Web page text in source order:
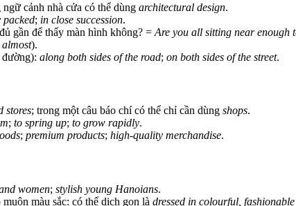
ngữ cảnh nhà cửa có thể dùng architectural design.
packed; in close succession.
gần để thấy màn hình không? = Are you all sitting near enough
almost).
along both sides of the road; on both sides of the street.
stores; trong một câu báo chí có thể chỉ cần dùng shops.
; to spring up; to grow rapidly.
; premium products; high-quality merchandise.
women; stylish young Hanoians.
màu sắc: có thể dịch gọn là dressed in colourful,